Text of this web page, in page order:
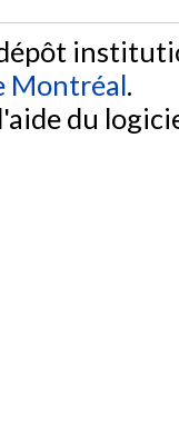
Montréal.
du